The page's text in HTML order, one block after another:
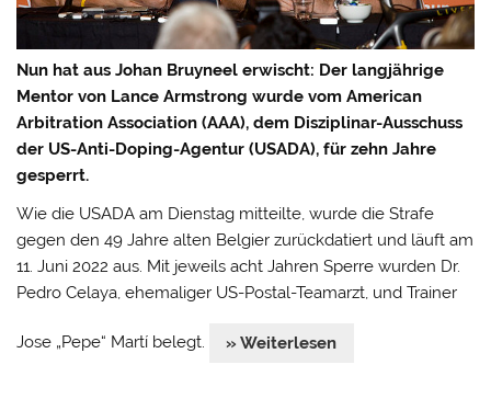
Nun hat aus Johan Bruyneel erwischt: Der langjährige
Mentor von Lance Armstrong wurde vom American
Arbitration Association (AAA), dem Disziplinar-Ausschuss
der US-Anti-Doping-Agentur (USADA), für zehn Jahre
gesperrt.
Wie die USADA am Dienstag mitteilte, wurde die Strafe
gegen den 49 Jahre alten Belgier zurückdatiert und läuft am
11. Juni 2022 aus. Mit jeweils acht Jahren Sperre wurden Dr.
Pedro Celaya, ehemaliger US-Postal-Teamarzt, und Trainer
Jose „Pepe“ Martí belegt. » Weiterlesen